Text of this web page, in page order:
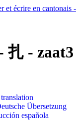
扎 - zaat3
Übersetzung
española